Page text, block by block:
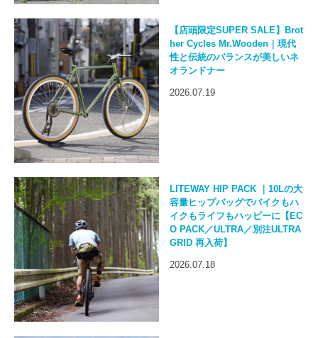
【店頭限定SUPER SALE】Brot
her Cycles Mr.Wooden｜現代
性と伝統のバランスが美しいネ
オランドナー
2026.07.19
LITEWAY HIP PACK ｜10Lの大
容量ヒップバッグでバイクもハ
イクもライフもハッピーに【EC
O PACK／ULTRA／別注ULTRA
GRID 再入荷】
2026.07.18